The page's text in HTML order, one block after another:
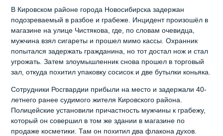
В Кировском районе города Новосибирска задержан
подозреваемый в разбое и грабеже. Инцидент произошёл в
магазине на улице Чистякова, где, по словам очевидца,
мужчина взял сигареты и прошел мимо кассы. Охранник
попытался задержать гражданина, но тот достал нож и стал
угрожать. Затем злоумышленник снова прошел в торговый
зал, откуда похитил упаковку сосисок и две бутылки коньяка.
Сотрудники Росгвардии прибыли на место и задержали 40-
летнего ранее судимого жителя Кировского района.
Полицейские установили причастность мужчины к грабежу,
который он совершил в том же здании в магазине по
продаже косметики. Там он похитил два флакона духов.